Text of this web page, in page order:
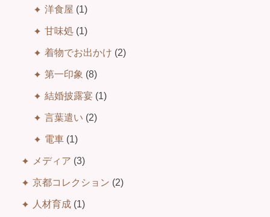
洋食屋 (1)
甘味処 (1)
着物でお出かけ (2)
第一印象 (8)
結婚披露宴 (1)
言葉遣い (2)
電車 (1)
メディア (3)
京都コレクション (2)
人材育成 (1)